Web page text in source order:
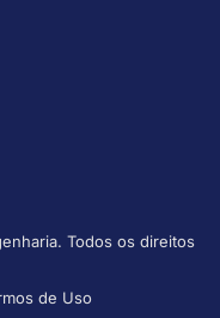
Todos os direitos
de Uso